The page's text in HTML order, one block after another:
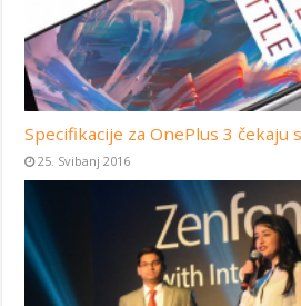
Specifikacije za OnePlus 3 čekaju
25. Svibanj 2016